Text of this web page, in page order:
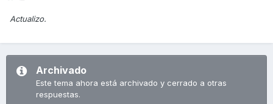
Actualizo.
Archivado
Este tema ahora está archivado y cerrado a otras
respuestas.